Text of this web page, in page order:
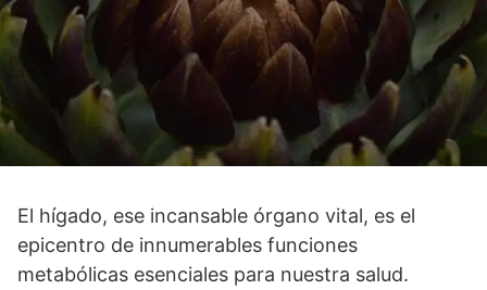
El hígado, ese incansable órgano vital, es el
epicentro de innumerables funciones
metabólicas esenciales para nuestra salud.